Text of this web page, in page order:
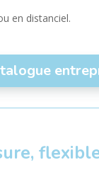
en distanciel.